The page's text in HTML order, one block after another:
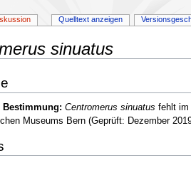
sinuatus
Bestimmung: Centromerus sinuatus fehlt im
Museums Bern (Geprüft: Dezember
Quelltext anzeigen